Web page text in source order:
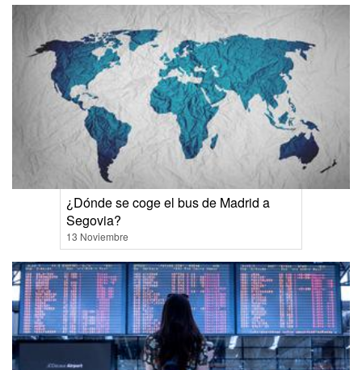
¿Dónde se coge el bus de Madrid a
Segovia?
13 Noviembre